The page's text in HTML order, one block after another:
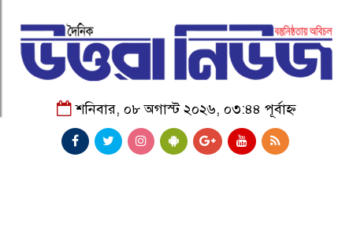
শনিবার, ০৮ অগাস্ট ২০২৬, ০৩:৪৪ পূর্বাহ্ন